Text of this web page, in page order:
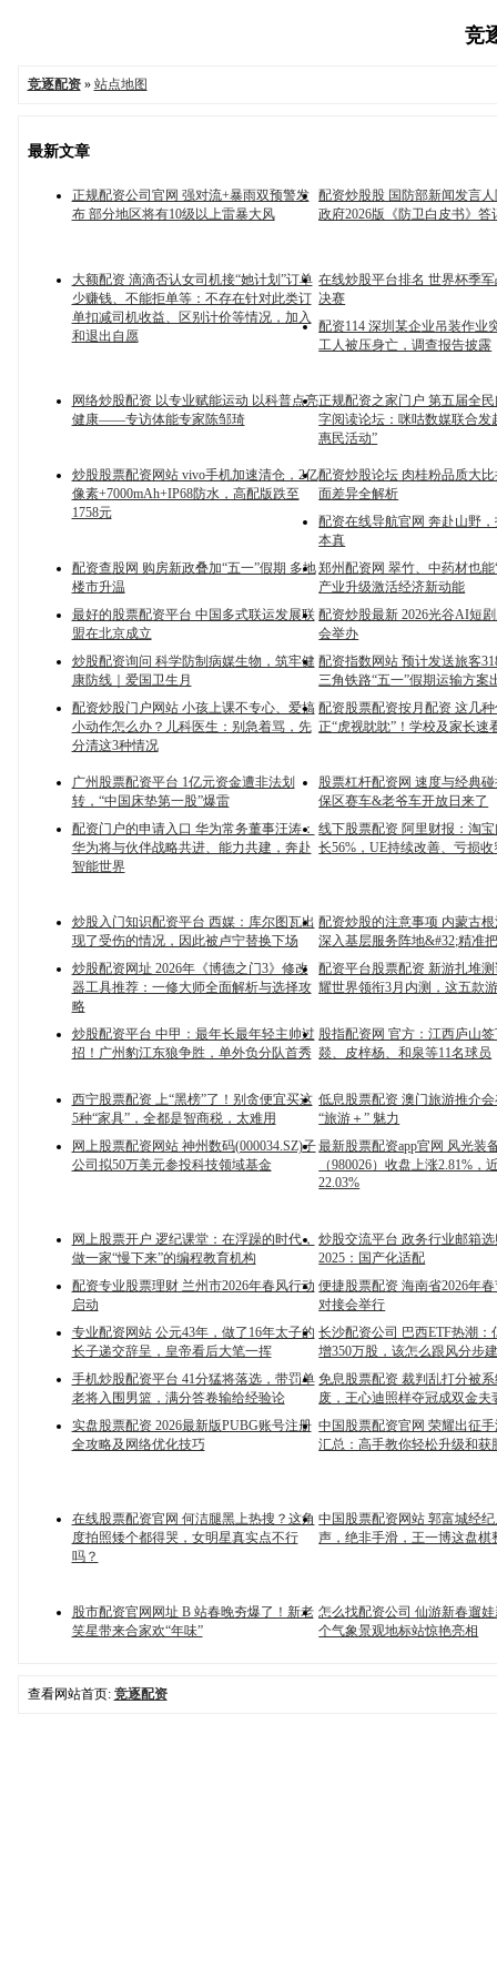
竞
竞逐配资» 站点地图
最新文章
正规配资公司官网 强对流+暴雨双预警发
布 部分地区将有10级以上雷暴大风
配资炒股股 国防部新闻发言
政府2026版《防卫白皮书》答
大额配资 滴滴否认女司机接“她计划”订单
少赚钱、不能拒单等：不存在针对此类订
单扣减司机收益、区别计价等情况，加入
和退出自愿
在线炒股平台排名 世界杯季
决赛
配资114 深圳某企业吊装作业
工人被压身亡，调查报告披露
网络炒股配资 以专业赋能运动 以科普点亮
健康——专访体能专家陈邹琦
正规配资之家门户 第五届全
字阅读论坛：咪咕数媒联合发
惠民活动”
炒股股票配资网站 vivo手机加速清仓，2亿
像素+7000mAh+IP68防水，高配版跌至
1758元
配资炒股论坛 肉桂粉品质大
面差异全解析
配资在线导航官网 奔赴山野
本真
配资查股网 购房新政叠加“五一”假期 多地
楼市升温
郑州配资网 翠竹、中药材也能
产业升级激活经济新动能
最好的股票配资平台 中国多式联运发展联
盟在北京成立
配资炒股最新 2026光谷AI短
会举办
炒股配资询问 科学防制病媒生物，筑牢健
康防线｜爱国卫生月
配资指数网站 预计发送旅客
三角铁路“五一”假期运输方案
配资炒股门户网站 小孩上课不专心、爱搞
小动作怎么办？儿科医生：别急着骂，先
分清这3种情况
配资股票配资按月配资 这几
正“虎视眈眈”！学校及家长速
广州股票配资平台 1亿元资金遭非法划
转，“中国床垫第一股”爆雷
股票杠杆配资网 速度与经典
保区赛车&老爷车开放日来了
配资门户的申请入口 华为常务董事汪涛：
华为将与伙伴战略共进、能力共建，奔赴
智能世界
线下股票配资 阿里财报：淘
长56%，UE持续改善、亏损收
炒股入门知识配资平台 西媒：库尔图瓦出
现了受伤的情况，因此被卢宁替换下场
配资炒股的注意事项 内蒙古
深入基层服务阵地&#32;精准
炒股配资网址 2026年《博德之门3》修改
器工具推荐：一修大师全面解析与选择攻
略
配资平台股票配资 新游扎堆
耀世界领衔3月内测，这五款
炒股配资平台 中甲：最年长最年轻主帅过
招！广州豹江东狼争胜，单外负分队首秀
股指配资网 官方：江西庐山
燚、皮梓杨、和泉等11名球员
西宁股票配资 上“黑榜”了！别贪便宜买这
5种“家具”，全都是智商税，太难用
低息股票配资 澳门旅游推介
“旅游＋” 魅力
网上股票配资网站 神州数码(000034.SZ)子
公司拟50万美元参投科技领域基金
最新股票配资app官网 风光装
（980026）收盘上涨2.81%，
22.03%
网上股票开户 逻纪课堂：在浮躁的时代，
做一家“慢下来”的编程教育机构
炒股交流平台 政务行业邮箱
2025：国产化适配
配资专业股票理财 兰州市2026年春风行动
启动
便捷股票配资 海南省2026年
对接会举行
专业配资网站 公元43年，做了16年太子的
长子递交辞呈，皇帝看后大笔一挥
长沙配资公司 巴西ETF热潮：
增350万股，该怎么跟风分步
手机炒股配资平台 41分猛将落选，带罚单
老将入围男篮，满分答卷输给经验论
免息股票配资 裁判乱打分被
废，王心迪照样夺冠成双金夫
实盘股票配资 2026最新版PUBG账号注册
全攻略及网络优化技巧
中国股票配资官网 荣耀出征
汇总：高手教你轻松升级和获
在线股票配资官网 何洁腿黑上热搜？这角
度拍照矮个都得哭，女明星真实点不行
吗？
中国股票配资网站 郭富城经
声，绝非手滑，王一博这盘棋
股市配资官网网址 B 站春晚夯爆了！新老
笑星带来合家欢“年味”
怎么找配资公司 仙游新春遛
个气象景观地标站惊艳亮相
查看网站首页: 竞逐配资